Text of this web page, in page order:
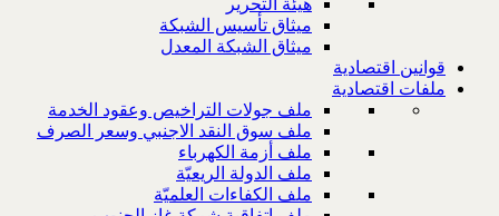
هيئة التحرير
ميثاق تأسيس الشبكة
ميثاق الشبكة المعدل
قوانين اقتصادية
ملفات اقتصادية
ملف جولات التراخيص وعقود الخدمة
ملف سوق النقد الاجنبي وسعر الصرف
ملف أزمة الكهرباء
ملف الدولة الريعيّة
ملف الكفاءات العلميّة